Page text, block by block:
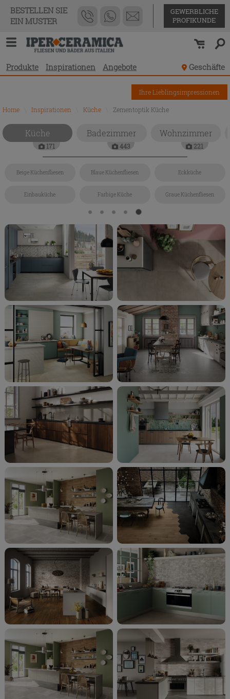
BESTELLEN SIE
EIN MUSTER
GEWERBLICHE
PROFIKUNDE
Produkte Inspirationen Angebote Geschäfte
Home Inspirationen Küche Zementoptik Küche
Ihre Lieblingsimpressionen
Küche
171
Badezimmer
443
Wohnzimmer
221
Beige Küchenfliesen Blaue Küchenfliesen Eckküche
Einbauküche Farbige Küche Graue Küchenfliesen